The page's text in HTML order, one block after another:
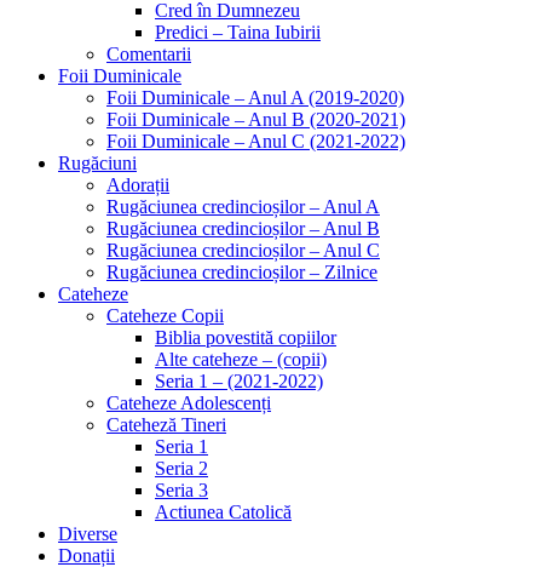
Cred în Dumnezeu
Predici – Taina Iubirii
Comentarii
Foii Duminicale
Foii Duminicale – Anul A (2019-2020)
Foii Duminicale – Anul B (2020-2021)
Foii Duminicale – Anul C (2021-2022)
Rugăciuni
Adorații
Rugăciunea credincioșilor – Anul A
Rugăciunea credincioșilor – Anul B
Rugăciunea credincioșilor – Anul C
Rugăciunea credincioșilor – Zilnice
Cateheze
Cateheze Copii
Biblia povestită copiilor
Alte cateheze – (copii)
Seria 1 – (2021-2022)
Cateheze Adolescenți
Cateheză Tineri
Seria 1
Seria 2
Seria 3
Actiunea Catolică
Diverse
Donații